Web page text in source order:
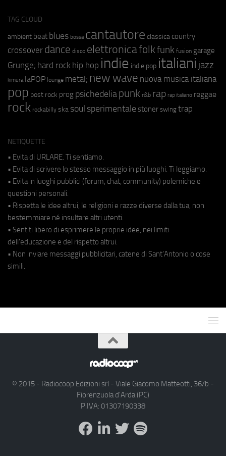
TAG CLOUD
ambient beat blues bossa cantautore classica country
crossover dance disco elettronicafolkfunk fusion garage
Grunge; hard rock hip hop indie indie pop italiani jazz
kimura laPOP lounge metal; new wave nuova musica italiana
pop post rock prog psichedeliapunk r&b rap rap italiano reggae
rock rockabilly ska soul sperimentale stoner swing trap
NETIQUETTE
• Evita di URLARE. Ti sentiamo.
• Evita di scrivere lo stesso messaggio in più luoghi. Ti leggiamo.
• Evita in luoghi pubblici (forum, chat, community) polemiche e
questioni personali.
• Rispetta le idee altrui, le religioni e razze diverse dalla tua, non
bestemmiare né insultare altri utenti.
• Sentiti libero di esprimere le proprie idee, nei limiti
dell'educazione e del rispetto altrui.
• Non inviare messaggi pubblicitari, catene di Sant'Antonio o cose
simili.
© 2015 - Radiocoop Edizioni srl - Viale Giacomo Matteotti, 36/b -
Fiorenzuola d'Arda (PC)
P.IVA: 01307190338